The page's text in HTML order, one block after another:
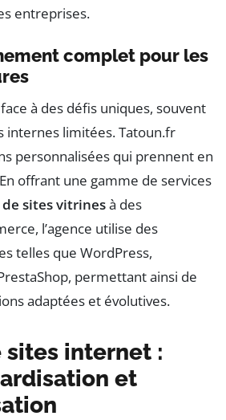
entreprises.
complet pour les
à des défis uniques, souvent
internes limitées. Tatoun.fr
personnalisées qui prennent en
offrant une gamme de services
sites vitrinesà des
l’agence utilise des
telles que WordPress,
permettant ainsi de
adaptées et évolutives.
sites internet :
et